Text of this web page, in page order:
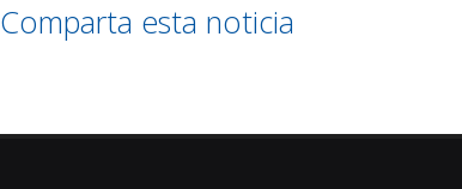
Comparta esta noticia